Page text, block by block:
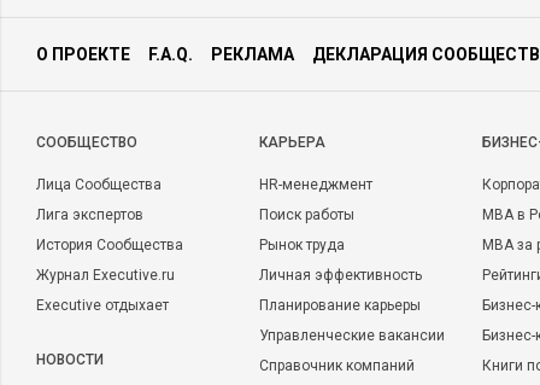
О ПРОЕКТЕ F.A.Q. РЕКЛАМА ДЕКЛАРАЦИЯ
CООБЩЕСТВО
Лица Сообщества
Лига экспертов
История Сообщества
Журнал Executive.ru
Executive отдыхает
НОВОСТИ
КАРЬЕРА
HR-менеджмент
Поиск работы
Рынок труда
Личная эффективность
Планирование карьеры
Управленческие вакансии
Справочник компаний
MBA в
MBA
Бизнес-
Книги